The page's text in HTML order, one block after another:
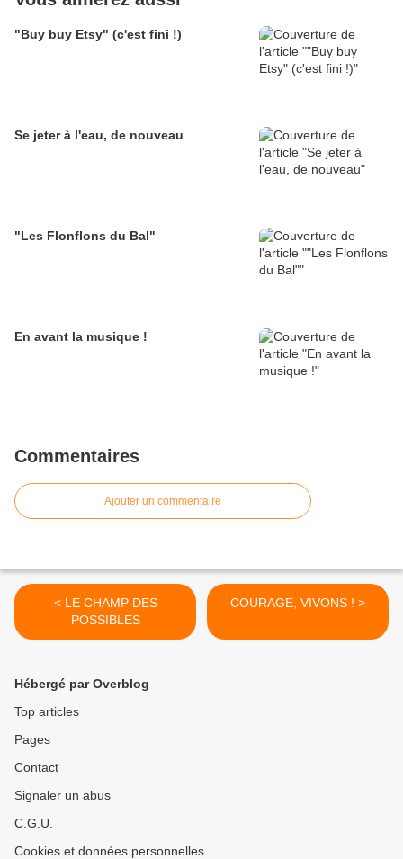
"Buy buy Etsy" (c'est fini !)
Se jeter à l'eau, de nouveau
"Les Flonflons du Bal"
En avant la musique !
Commentaires
Ajouter un commentaire
< LE CHAMP DES
POSSIBLES
COURAGE, VIVONS ! >
Hébergé par Overblog
Top articles
Pages
Contact
Signaler un abus
C.G.U.
Cookies et données personnelles